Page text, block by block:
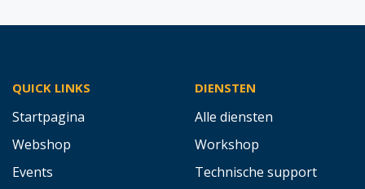
QUICK LINKS
Startpagina
Webshop
Events
DIENSTEN
Alle diensten
Workshop
Technische support